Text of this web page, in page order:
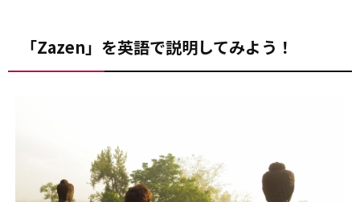
「Zazen」を英語で説明してみよう！